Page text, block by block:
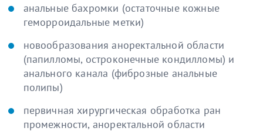
анальные бахромки (остаточные кожные
геморроидальные метки)
новообразования аноректальной области
(папилломы, остроконечные кондилломы) и
анального канала (фиброзные анальные
полипы)
первичная хирургическая обработка ран
промежности, аноректальной области